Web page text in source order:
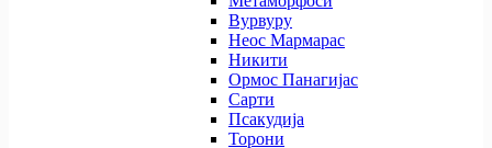
Вурвуру
Неос Мармарас
Никити
Ормос Панагијас
Сарти
Псакудија
Торони